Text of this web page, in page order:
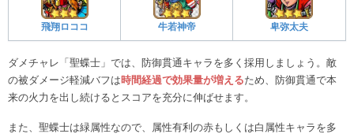
飛翔ロココ 牛若神帝 卑弥太夫
ダメチャレ「聖蝶士」では、防御貫通キャラを多く採用しましょう。敵
の被ダメージ軽減バフは時間経過で効果量が増えるため、防御貫通で本
来の火力を出し続けるとスコアを充分に伸ばせます。
また、聖蝶士は緑属性なので、属性有利の赤もしくは白属性キャラを多